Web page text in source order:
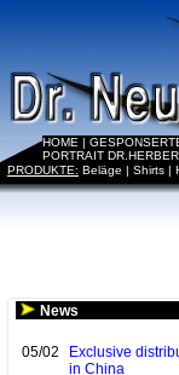
HOME |
PORTRAIT
PRODUKTE: Beläge | Shirts |
News
05/02
Exclusive
in China